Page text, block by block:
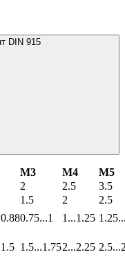
DIN 915
М3 М4
М5
2 2.5
3.5
1.5 2
2.5
0.75...1 1...1.25
1.5...1.752...2.25